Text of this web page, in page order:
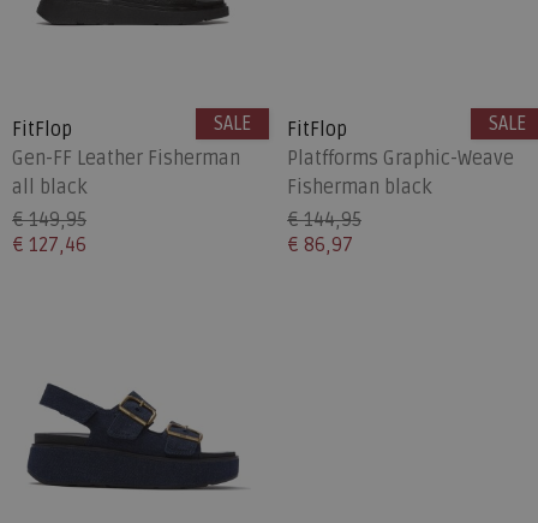
FitFlop
Gen-FF Leather Fisherman
all black
€ 149,95
€ 127,46
SALE
FitFlop
Platfforms Graphic-Weave
Fisherman black
€ 144,95
€ 86,97
SALE